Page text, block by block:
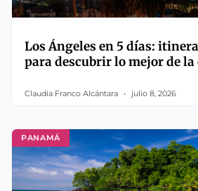
Los Ángeles en 5 días:
para descubrir lo mejor de la
Claudia Franco Alcántara julio 8, 2026
PANAMÁ